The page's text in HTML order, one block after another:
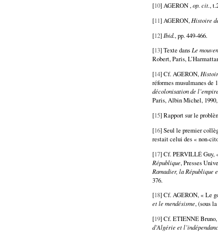
[10] AGERON ,op. cit.,
[11] AGERON,Histoire
[12] Ibid., pp. 449-466.
[13] Texte dansLe
Robert, Paris,
[14] Cf. AGERON,
réformes musulmanes de
décolonisation de
Paris, Albin Michel, 1990,
[15] Rapport sur le
[16] Seul le premier
restait celui des « non-
[17] Cf. PERVILLÉ Guy,
République, Presses
Ramadier, la République
376.
[18] Cf. AGERON, « Le
et le mendésisme, (sous
[19] Cf. ETIENNE
d’Algérie et